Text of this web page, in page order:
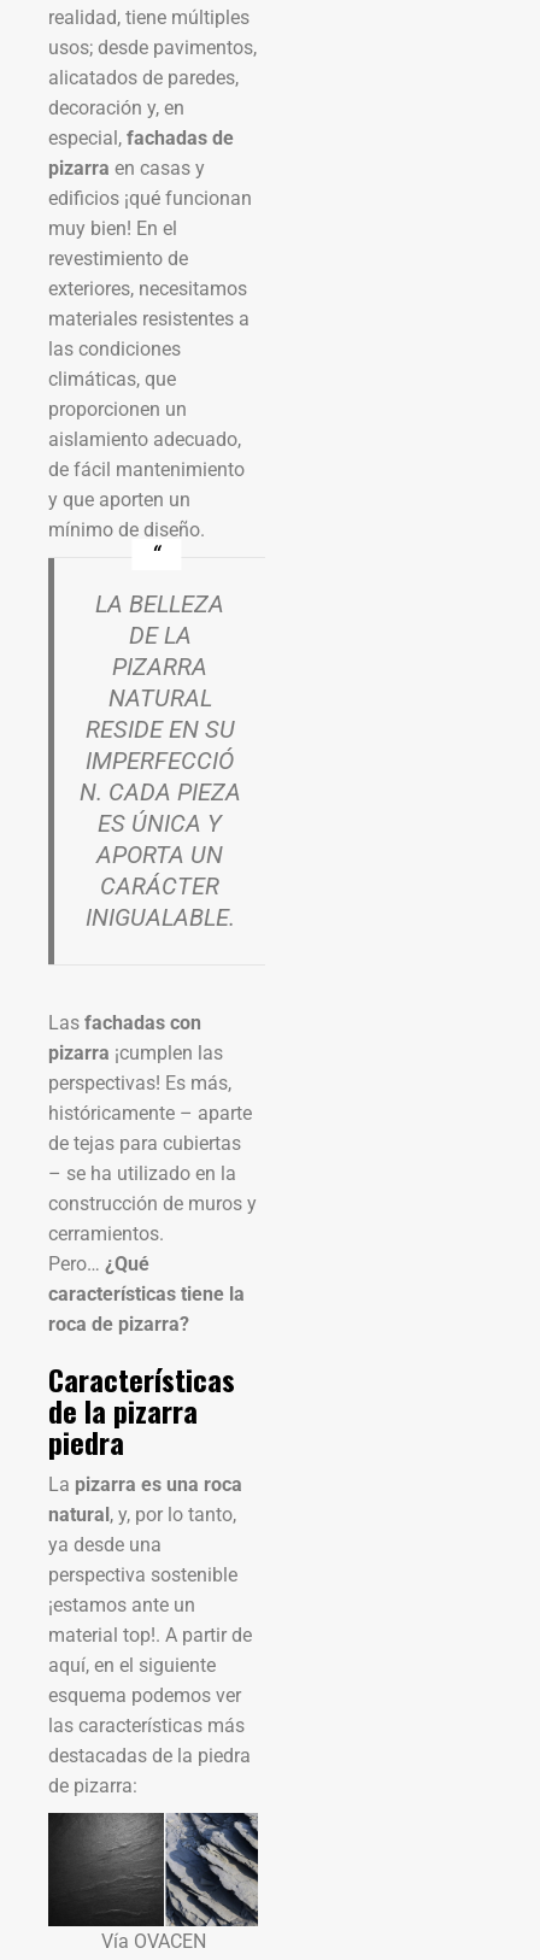
realidad, tiene múltiples
usos; desde pavimentos,
alicatados de paredes,
decoración y, en
especial, fachadas de
pizarra en casas y
edificios ¡qué funcionan
muy bien! En el
revestimiento de
exteriores, necesitamos
materiales resistentes a
las condiciones
climáticas, que
proporcionen un
aislamiento adecuado,
de fácil mantenimiento
y que aporten un
mínimo de diseño.
LA BELLEZA
DE LA
PIZARRA
NATURAL
RESIDE EN SU
IMPERFECCIÓ
N. CADA PIEZA
ES ÚNICA Y
APORTA UN
CARÁCTER
INIGUALABLE.
Las fachadas con
pizarra ¡cumplen las
perspectivas! Es más,
históricamente – aparte
de tejas para cubiertas
– se ha utilizado en la
construcción de muros y
cerramientos.
Pero… ¿Qué
características tiene la
roca de pizarra?
Características
de la pizarra
piedra
La pizarra es una roca
natural, y, por lo tanto,
ya desde una
perspectiva sostenible
¡estamos ante un
material top!. A partir de
aquí, en el siguiente
esquema podemos ver
las características más
destacadas de la piedra
de pizarra:
Vía OVACEN